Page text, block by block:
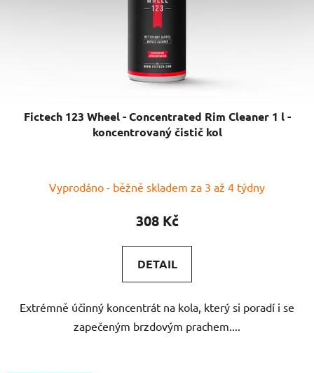
Fictech 123 Wheel - Concentrated Rim Cleaner 1 l -
koncentrovaný čistič kol
Vyprodáno - běžně skladem za 3 až 4 týdny
308 Kč
DETAIL
Extrémně účinný koncentrát na kola, který si poradí i se
zapečeným brzdovým prachem....